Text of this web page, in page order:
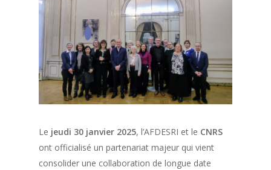
Le jeudi 30 janvier 2025, l’AFDESRI et le CNRS
ont officialisé un partenariat majeur qui vient
consolider une collaboration de longue date